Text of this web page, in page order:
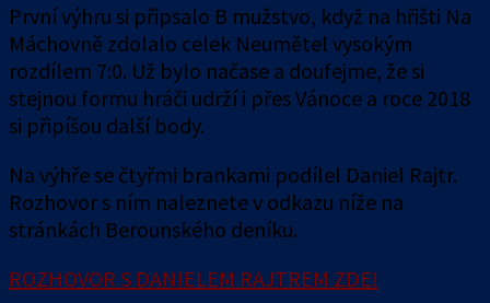
První výhru si připsalo B mužstvo, když na hřišti Na
Máchovně zdolalo celek Neumětel vysokým
rozdílem 7:0. Už bylo načase a doufejme, že si
stejnou formu hráči udrží i přes Vánoce a roce 2018
si připíšou další body.
Na výhře se čtyřmi brankami podílel Daniel Rajtr.
Rozhovor s ním naleznete v odkazu níže na
stránkách Berounského deníku.
ROZHOVOR S DANIELEM RAJTREM ZDE!